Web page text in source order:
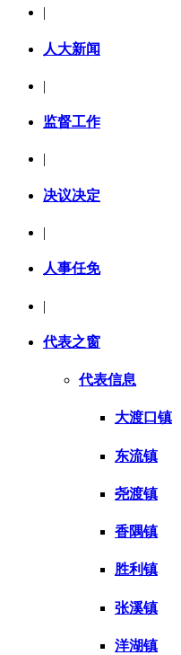
|
人大新闻
|
监督工作
决议决定
|
人事任免
|
代表之窗
代表信息
大渡口镇
东流镇
尧渡镇
香隅镇
胜利镇
张溪镇
洋湖镇